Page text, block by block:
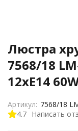
Люстра
7568/18
12xE14
4.7 Написать
Артикул: 7568/18